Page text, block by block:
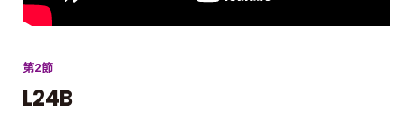
第2節
L24B